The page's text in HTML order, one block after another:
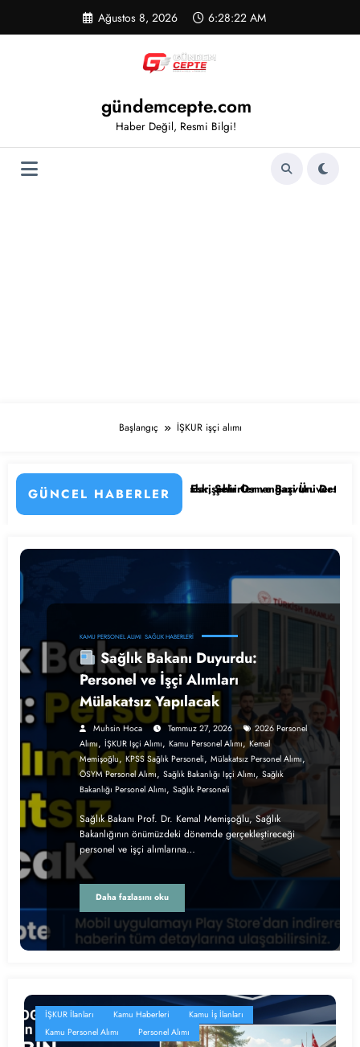
Ağustos 8, 2026 6:28:23 AM
gündemcepte.com
Haber Değil, Resmi Bilgi!
Başlangıç İŞKUR işçi alımı
GÜNCEL HABERLER
İşte Kadrolar, Şehirler ve Başvuru Detayları
Eskişehir Osmangazi Üniversitesi 203 Sözleşmeli
KAMU PERSONEL ALIMI SAĞLIK HABERLERI
Sağlık Bakanı Duyurdu:
Personel ve İşçi Alımları
Mülakatsız Yapılacak
Muhsin Hoca Temmuz 27, 2026
2026 Personel
Alımı, İŞKUR Işçi Alımı, Kamu Personel Alımı, Kemal
Memişoğlu, KPSS Sağlık Personeli, Mülakatsız Personel Alımı,
ÖSYM Personel Alımı, Sağlık Bakanlığı Işçi Alımı, Sağlık
Bakanlığı Personel Alımı, Sağlık Personeli
Sağlık Bakanı Prof. Dr. Kemal Memişoğlu, Sağlık
Bakanlığının önümüzdeki dönemde gerçekleştireceği
personel ve işçi alımlarına…
Daha fazlasını oku
İŞKUR İlanları Kamu Haberleri
Kamu İş İlanları
Kamu Personel Alımı
Personel Alımı